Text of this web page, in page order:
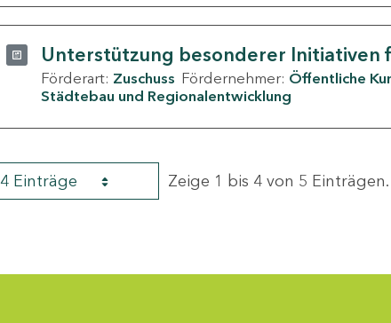
Unterstützung besonderer Initiativen
Förderart: Zuschuss Fördernehmer: Öffentliche
Städtebau und Regionalentwicklung
4 Einträge Zeige 1 bis 4 von 5 Einträgen.